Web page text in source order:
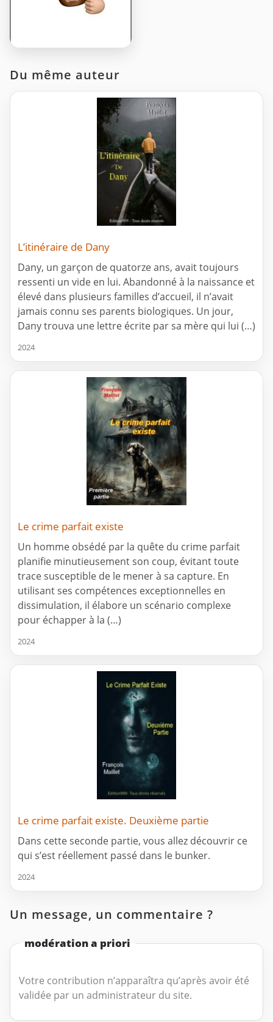
Du même auteur
L’itinéraire de Dany
Dany, un garçon de quatorze ans, avait toujours
ressenti un vide en lui. Abandonné à la naissance et
élevé dans plusieurs familles d’accueil, il n’avait
jamais connu ses parents biologiques. Un jour,
Dany trouva une lettre écrite par sa mère qui lui (…)
2024
Le crime parfait existe
Un homme obsédé par la quête du crime parfait
planifie minutieusement son coup, évitant toute
trace susceptible de le mener à sa capture. En
utilisant ses compétences exceptionnelles en
dissimulation, il élabore un scénario complexe
pour échapper à la (…)
2024
Le crime parfait existe. Deuxième partie
Dans cette seconde partie, vous allez découvrir ce
qui s’est réellement passé dans le bunker.
2024
Un message, un commentaire ?
modération a priori
Votre contribution n’apparaîtra qu’après avoir été
validée par un administrateur du site.